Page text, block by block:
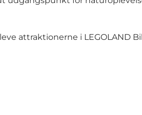
attraktionerne i LEGOLAND